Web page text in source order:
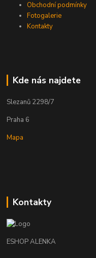
Obchodní podmínky
Fotogalerie
Kontakty
Kde nás najdete
Slezanů 2298/7
Praha 6
Mapa
Kontakty
ESHOP ALENKA